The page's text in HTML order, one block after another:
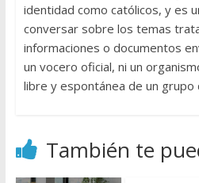
identidad como católicos, y es
conversar sobre los temas
informaciones o documentos
un vocero oficial, ni un
libre y espontánea de un grupo
También te